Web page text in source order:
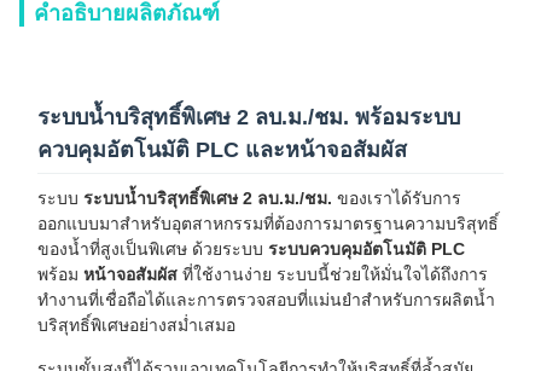
คำอธิบายผลิตภัณฑ์
ระบบน้ำบริสุทธิ์พิเศษ 2 ลบ.ม./ชม. พร้อมระบบ
ควบคุมอัตโนมัติ PLC และหน้าจอสัมผัส
ระบบ ระบบน้ำบริสุทธิ์พิเศษ 2 ลบ.ม./ชม. ของเราได้รับการ
ออกแบบมาสำหรับอุตสาหกรรมที่ต้องการมาตรฐานความบริสุทธิ์
ของน้ำที่สูงเป็นพิเศษ ด้วยระบบ ระบบควบคุมอัตโนมัติ PLC
พร้อม หน้าจอสัมผัส ที่ใช้งานง่าย ระบบนี้ช่วยให้มั่นใจได้ถึงการ
ทำงานที่เชื่อถือได้และการตรวจสอบที่แม่นยำสำหรับการผลิตน้ำ
บริสุทธิ์พิเศษอย่างสม่ำเสมอ